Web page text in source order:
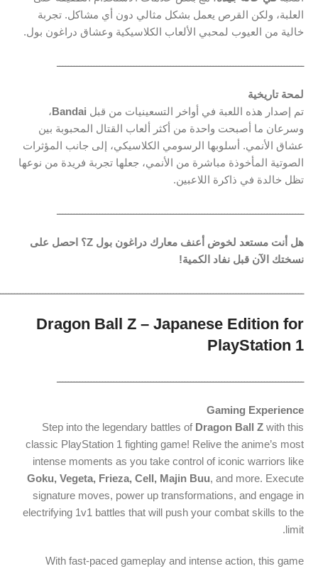
العلبة، ولكن القرص يعمل بشكل مثالي دون أي مشاكل. تجربة
خالية من العيوب لمحبي الألعاب الكلاسيكية وعشاق دراغون بول.
ـــــــــــــــــــــــــــــــــــــــــــــــــــــــــــــــــــــــــــــــــــــــ
لمحة تاريخية
تم إصدار هذه اللعبة في أواخر التسعينيات من قبل Bandai،
وسرعان ما أصبحت واحدة من أكثر ألعاب القتال المحبوبة بين
عشاق الأنمي. أسلوبها الرسومي الكلاسيكي، إلى جانب المؤثرات
الصوتية المأخوذة مباشرة من الأنمي، جعلها تجربة فريدة من نوعها
تظل خالدة في ذاكرة اللاعبين.
ـــــــــــــــــــــــــــــــــــــــــــــــــــــــــــــــــــــــــــــــــــــــ
هل أنت مستعد لخوض أعنف معارك دراغون بول Z؟ احصل على
نسختك الآن قبل نفاد الكمية!
Dragon Ball Z – Japanese Edition for
PlayStation 1
ـــــــــــــــــــــــــــــــــــــــــــــــــــــــــــــــــــــــــــــــــــــــ
Gaming Experience
Step into the legendary battles of Dragon Ball Z with this
classic PlayStation 1 fighting game! Relive the anime’s most
intense moments as you take control of iconic warriors like
Goku, Vegeta, Frieza, Cell, Majin Buu, and more. Execute
signature moves, power up transformations, and engage in
electrifying 1v1 battles that will push your combat skills to the
limit.
With fast-paced gameplay and intense action, this game